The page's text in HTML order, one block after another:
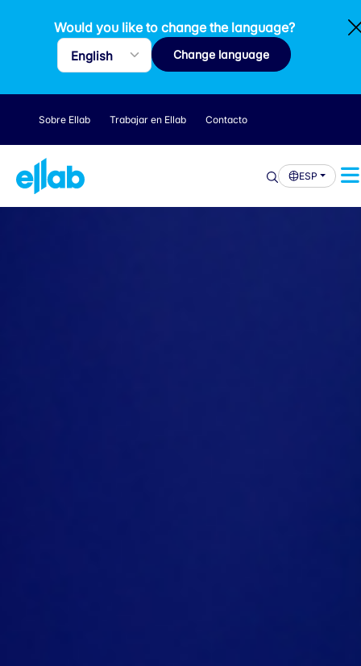
Would you like to change the language?
Change language
Sobre Ellab Trabajar en Ellab Contacto
ESP